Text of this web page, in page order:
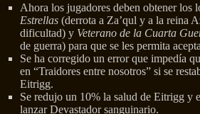
Ahora los jugadores deben obtener los
Estrellas (derrota a Za’qul y a la reina
dificultad) y Veterano de la Cuarta
de guerra) para que se les permita
Se ha corregido un error que impedía
en “Traidores entre nosotros” si se
Eitrigg.
Se redujo un 10% la salud de Eitrigg y
lanzar Devastador sanguinario.